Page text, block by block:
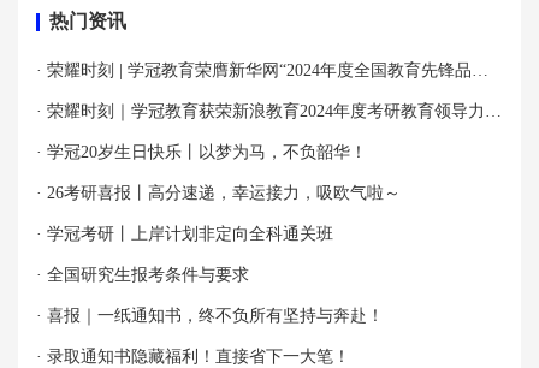
热门资讯
· 荣耀时刻 | 学冠教育荣膺新华网“2024年度全国教育先锋品牌
优秀案例”殊荣！
· 荣耀时刻｜学冠教育获荣新浪教育2024年度考研教育领导力品
牌！
· 学冠20岁生日快乐丨以梦为马，不负韶华！
· 26考研喜报丨高分速递，幸运接力，吸欧气啦～
· 学冠考研丨上岸计划非定向全科通关班
· 全国研究生报考条件与要求
· 喜报｜一纸通知书，终不负所有坚持与奔赴！
· 录取通知书隐藏福利！直接省下一大笔！